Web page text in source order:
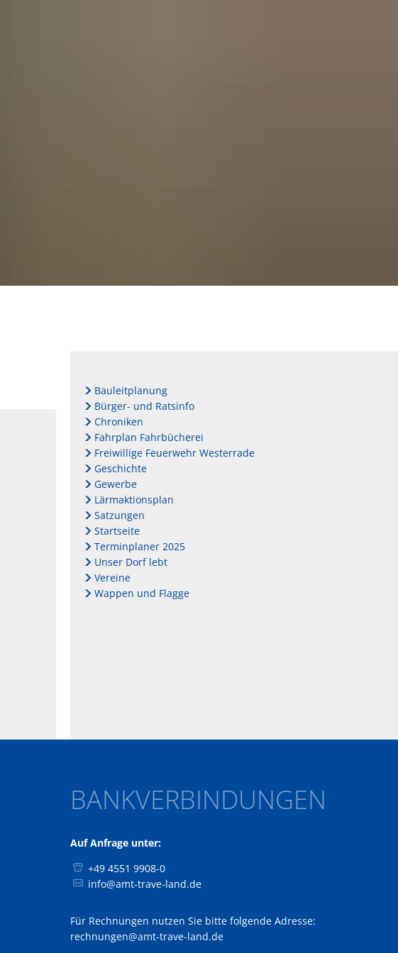
Bauleitplanung
Bürger- und Ratsinfo
Chroniken
Fahrplan Fahrbücherei
Freiwillige Feuerwehr Westerrade
Geschichte
Gewerbe
Lärmaktionsplan
Satzungen
Startseite
Terminplaner 2025
Unser Dorf lebt
Vereine
Wappen und Flagge
BANKVERBINDUNGEN
Auf Anfrage unter:
+49 4551 9908-0
info@amt-trave-land.de
Für Rechnungen nutzen Sie bitte folgende Adresse:
rechnungen@amt-trave-land.de